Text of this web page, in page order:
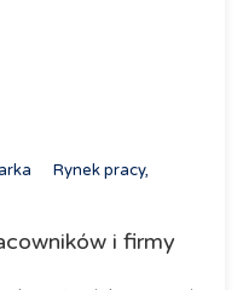
Rynek pracy,
i firmy